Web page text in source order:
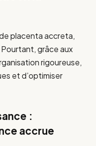
placenta accreta,
grâce aux
rigoureuse,
et d’optimiser
:
accrue